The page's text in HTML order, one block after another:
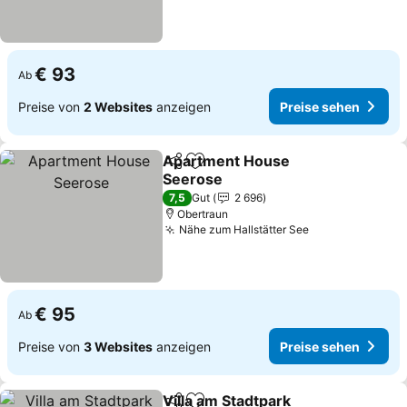
Ab € 93
Preise von 2 Websites anzeigen Preise sehen
TeilenZu Favoriten hinzufügen
Apartment House
Seerose
Preise sehen
7,5 Gut
2 696
Obertraun
Nähe zum Hallstätter SeePreise sehen
Ab € 95
Preise von 3 Websites anzeigen Preise sehen
Villa am Stadtpark